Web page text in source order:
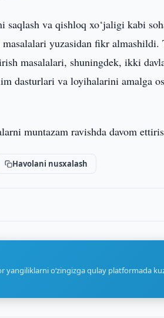
va qishloq xo‘jaligi kabi
yuzasidan fikr almashildi.
masalalari, shuningdek, ikki
dasturlari va loyihalarini amalga
muntazam ravishda davom
Havolani nusxalash
yangiliklarni o‘zingizga qulay platformada